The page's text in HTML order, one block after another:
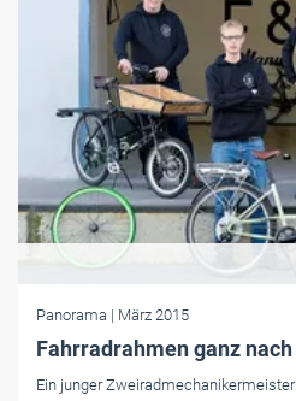
Panorama | März 2015
Fahrradrahmen ganz
Ein junger